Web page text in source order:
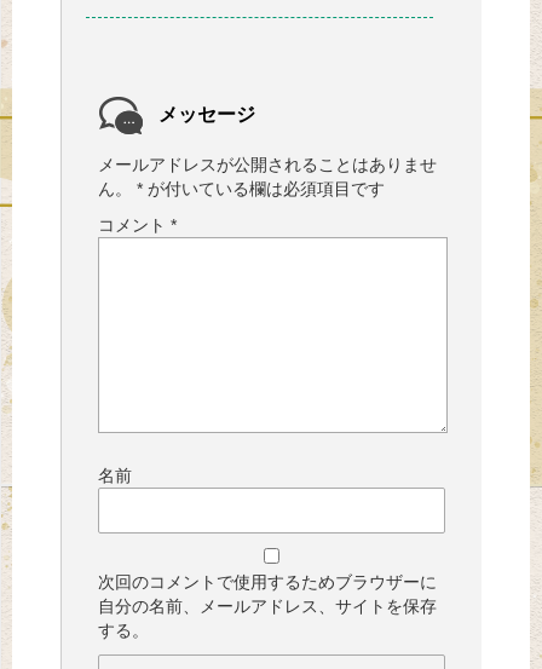
メッセージ
メールアドレスが公開されることはありませ
ん。
* が付いている欄は必須項目です
コメント *
名前
次回のコメントで使用するためブラウザーに
自分の名前、メールアドレス、サイトを保存
する。